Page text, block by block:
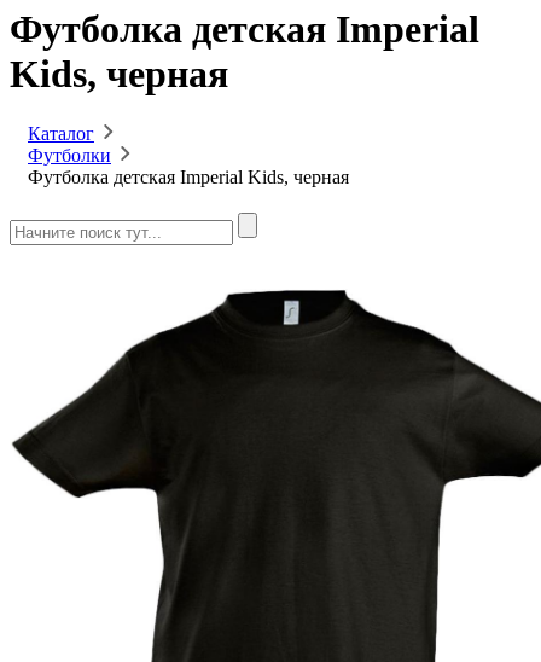
Футболка детская Imperial
Kids, черная
Каталог
Футболки
Футболка детская Imperial Kids, черная